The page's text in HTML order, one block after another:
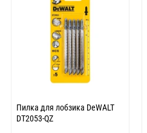
Пилка для лобзика DeWALT
DT2053-QZ